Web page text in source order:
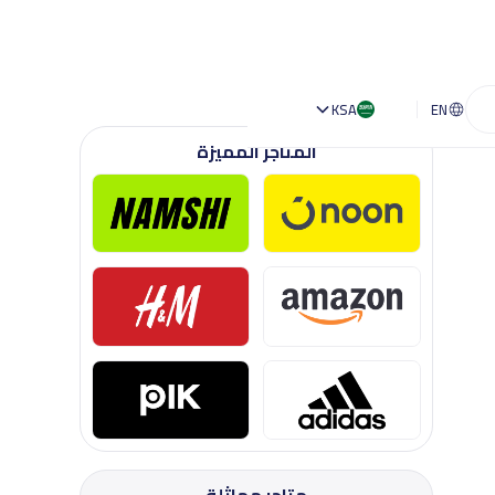
EN
KSA
المتاجر المميزة